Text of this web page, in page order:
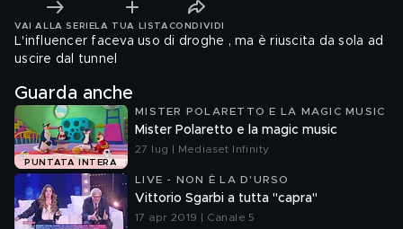
VAI ALLA SERIE LA TUA LISTA CONDIVIDI
L'influencer faceva uso di droghe , ma è riuscita da sola ad
uscire dal tunnel
Guarda anche
PUNTATA INTERA
MISTER POLARETTO E LA MAGIC MUSIC
Mister Polaretto e la magic music
27 lug | Mediaset Infinity
LIVE - NON È LA D'URSO
Vittorio Sgarbi a tutta "capra"
17 apr 2019 | Canale 5